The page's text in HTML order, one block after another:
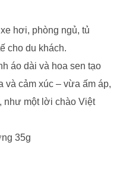
hơi, phòng ngủ, tủ
cho du khách.
áo dài và hoa sen tạo
và cảm xúc – vừa ấm áp,
như một lời chào Việt
35g